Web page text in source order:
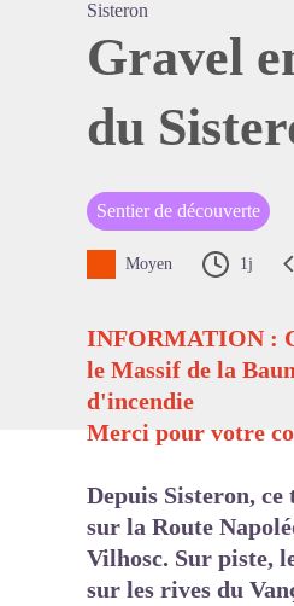
Sisteron
Gravel
du
Sentier de découverte
Moyen 1j
INFORMATION :
le Massif de la
d'incendie
Merci pour votre
Depuis Sisteron,
sur la Route
Vilhosc. Sur piste,
sur les rives du